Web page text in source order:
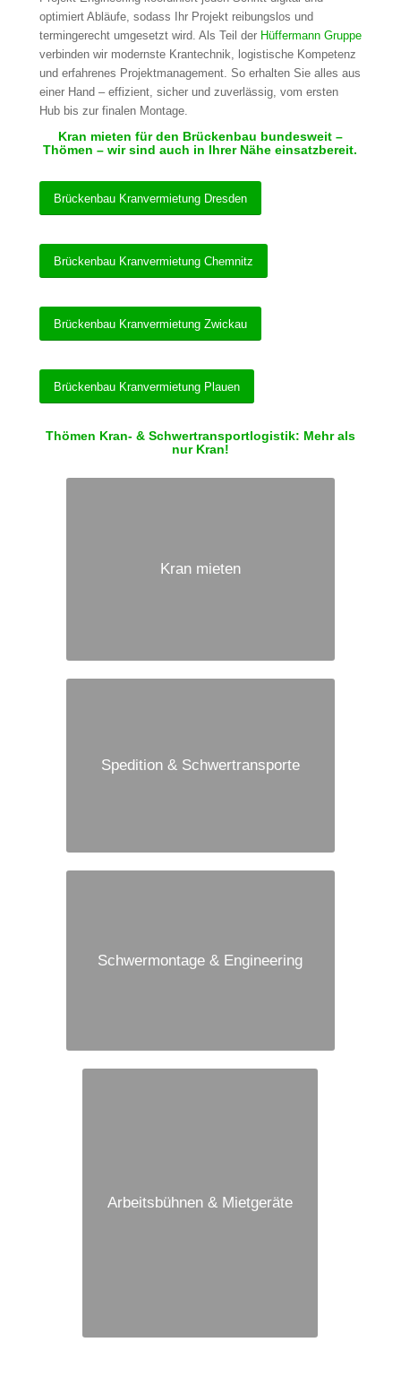
optimiert Abläufe, sodass Ihr Projekt reibungslos und
termingerecht umgesetzt wird. Als Teil der Hüffermann Gruppe
verbinden wir modernste Krantechnik, logistische Kompetenz
und erfahrenes Projektmanagement. So erhalten Sie alles aus
einer Hand – effizient, sicher und zuverlässig, vom ersten
Hub bis zur finalen Montage.
Kran mieten für den Brückenbau bundesweit –
Thömen – wir sind auch in Ihrer Nähe einsatzbereit.
Brückenbau Kranvermietung Dresden
Brückenbau Kranvermietung Chemnitz
Brückenbau Kranvermietung Zwickau
Brückenbau Kranvermietung Plauen
Thömen Kran- & Schwertransportlogistik: Mehr als
nur Kran!
Kran mieten
Spedition & Schwertransporte
Schwermontage & Engineering
Arbeitsbühnen & Mietgeräte